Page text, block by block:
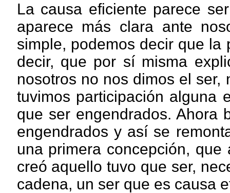
La causa eficiente parece
aparece más clara ante
simple, podemos decir que la
decir, que por sí misma
nosotros no nos dimos el
tuvimos participación alguna
que ser engendrados. Ahora
engendrados y así se
una primera concepción,
creó aquello tuvo que ser,
cadena, un ser que es causa